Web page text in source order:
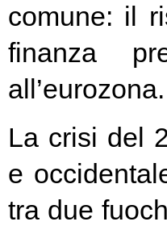
comune: il
finanza
all’eurozona.
La crisi del
e
tra due